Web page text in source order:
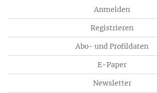
Anmelden
Registrieren
Abo- und Profildaten
E-Paper
Newsletter